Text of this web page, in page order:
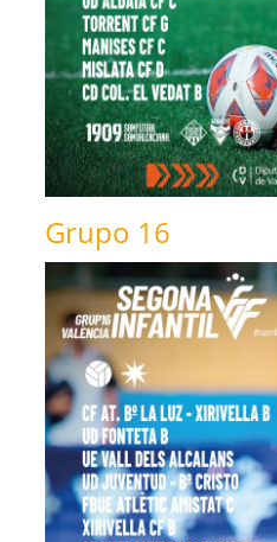
Grupo 16